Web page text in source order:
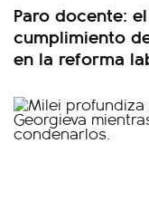
Paro docente:
cumplimiento
en la reforma